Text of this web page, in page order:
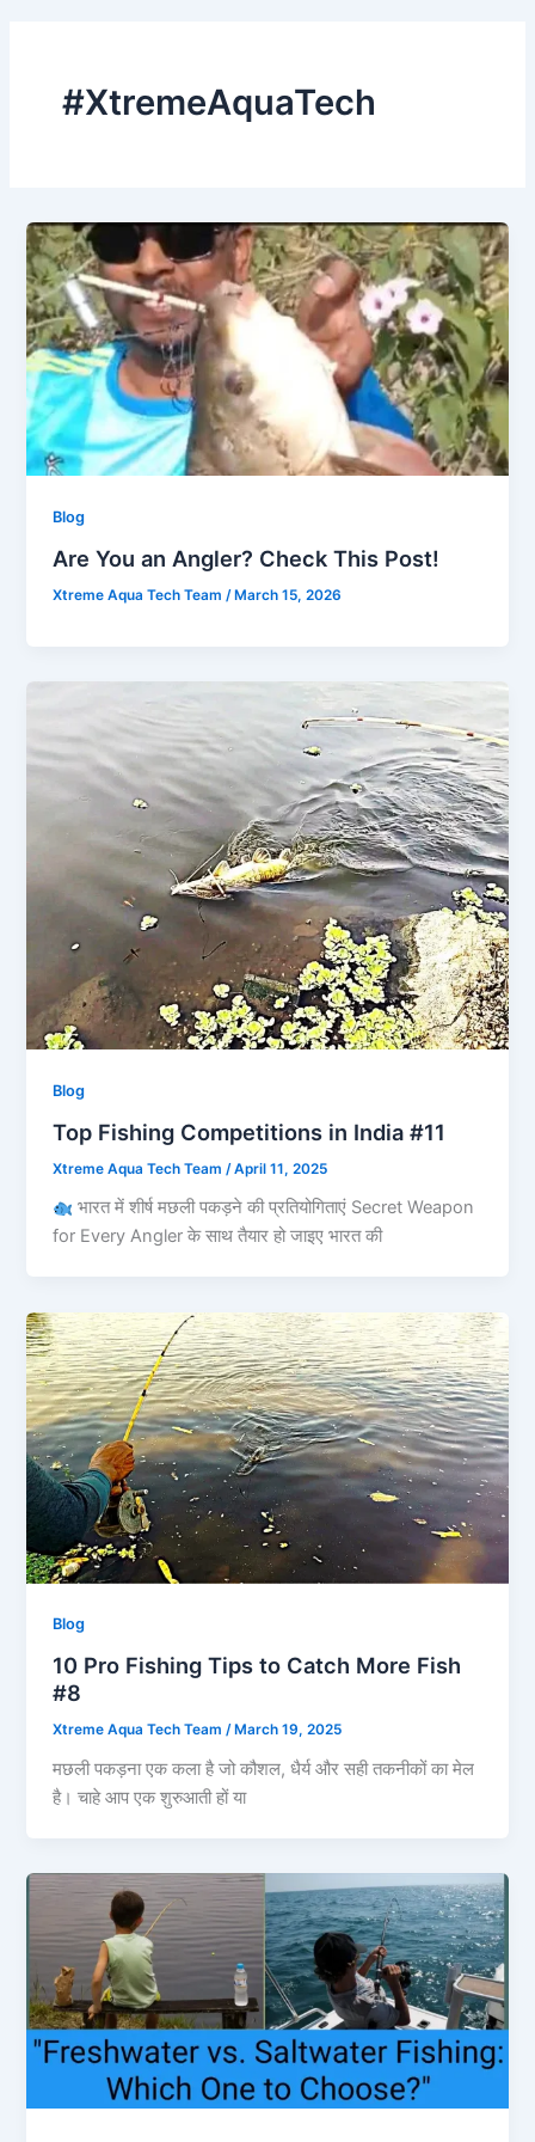
#XtremeAquaTech
Blog
Are You an Angler? Check This Post!
Xtreme Aqua Tech Team/ March 15, 2026
Blog
Top Fishing Competitions in India #11
Xtreme Aqua Tech Team /April 11, 2025
भारत में शीर्ष मछली पकड़ने की प्रतियोगिताएं Secret Weapon
for Every Angler के साथ तैयार हो जाइए भारत की
Blog
10 Pro Fishing Tips to Catch More Fish
#8
Xtreme Aqua Tech Team/ March 19, 2025
मछली पकड़ना एक कला है जो कौशल, धैर्य और सही तकनीकों का मेल
है। चाहे आप एक शुरुआती हों या